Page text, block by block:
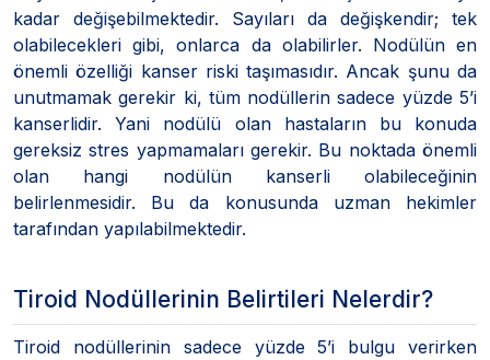
kadar değişebilmektedir. Sayıları da değişkendir; tek
olabilecekleri gibi, onlarca da olabilirler. Nodülün en
önemli özelliği kanser riski taşımasıdır. Ancak şunu da
unutmamak gerekir ki, tüm nodüllerin sadece yüzde 5’i
kanserlidir. Yani nodülü olan hastaların bu konuda
gereksiz stres yapmamaları gerekir. Bu noktada önemli
olan hangi nodülün kanserli olabileceğinin
belirlenmesidir. Bu da konusunda uzman hekimler
tarafından yapılabilmektedir.
Tiroid Nodüllerinin Belirtileri Nelerdir?
Tiroid nodüllerinin sadece yüzde 5’i bulgu verirken